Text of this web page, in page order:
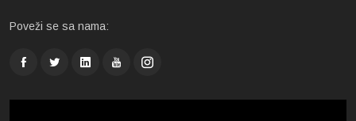
Poveži se sa nama: